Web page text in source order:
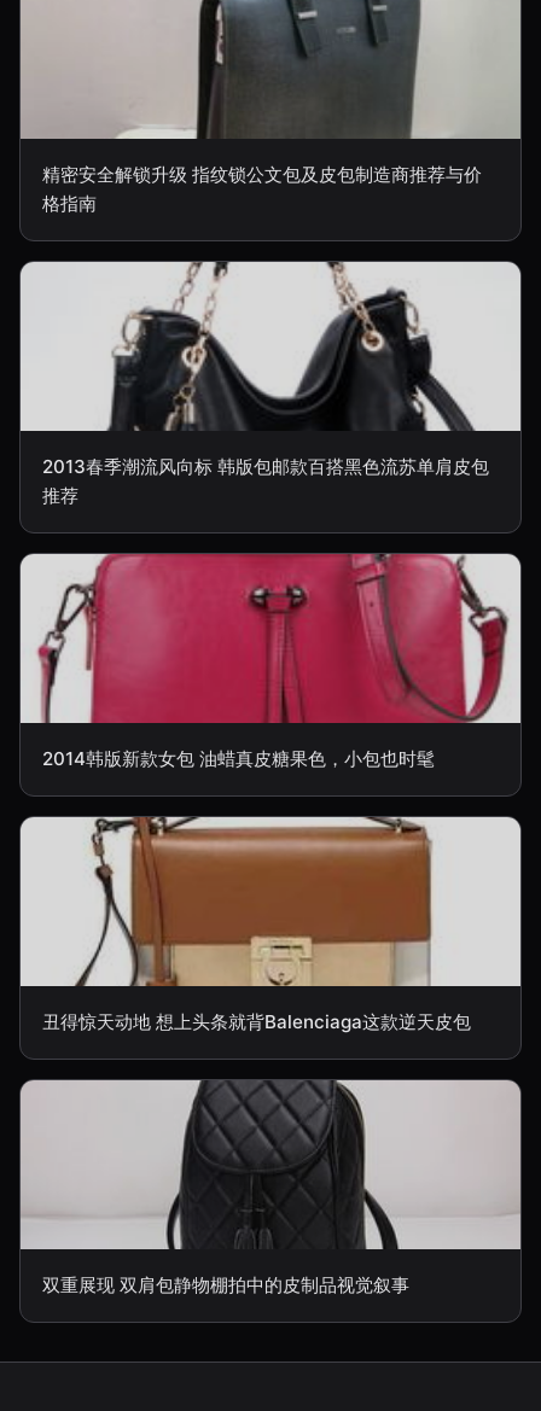
精密安全解锁升级 指纹锁公文包及皮包制造商推荐与价
格指南
2013春季潮流风向标 韩版包邮款百搭黑色流苏单肩皮包
推荐
2014韩版新款女包 油蜡真皮糖果色，小包也时髦
丑得惊天动地 想上头条就背Balenciaga这款逆天皮包
双重展现 双肩包静物棚拍中的皮制品视觉叙事